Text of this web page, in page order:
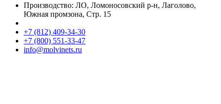
Производство: ЛО, Ломоносовский р-н, Лаголово,
Южная промзона, Стр. 15
+7 (812) 409-34-30
+7 (800) 551-33-47
info@molvinets.ru